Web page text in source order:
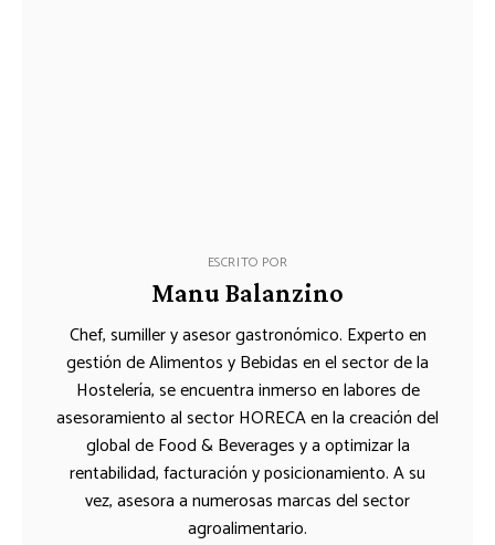
ESCRITO POR
Manu Balanzino
Chef, sumiller y asesor gastronómico. Experto en
gestión de Alimentos y Bebidas en el sector de la
Hostelería, se encuentra inmerso en labores de
asesoramiento al sector HORECA en la creación del
global de Food & Beverages y a optimizar la
rentabilidad, facturación y posicionamiento. A su
vez, asesora a numerosas marcas del sector
agroalimentario.